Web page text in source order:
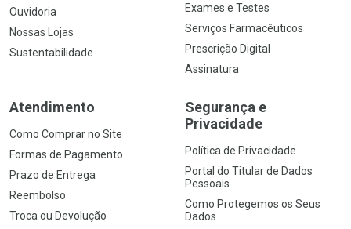
Ouvidoria
Nossas Lojas
Sustentabilidade
Exames e Testes
Serviços Farmacêuticos
Prescrição Digital
Assinatura
Atendimento
Como Comprar no Site
Formas de Pagamento
Prazo de Entrega
Reembolso
Troca ou Devolução
Segurança e
Privacidade
Política de Privacidade
Portal do Titular de Dados
Pessoais
Como Protegemos os Seus
Dados